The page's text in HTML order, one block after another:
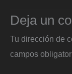
Deja un
Tu dirección de
campos